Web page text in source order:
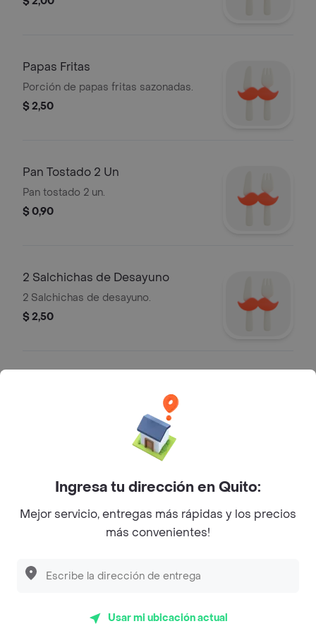
Papas Fritas
Porción de papas fritas sazonadas.
$ 2,50
Pan Tostado 2 Un
Pan tostado 2 un.
$ 0,90
2 Salchichas de Desayuno
2 Salchichas de desayuno.
$ 2,50
Jamón Ahumado 2 Un
Jamón ahumado 2 un.
Ingresa tu dirección en Quito:
Mejor servicio, entregas más rápidas y los precios
más convenientes!
Usar mi ubicación actual